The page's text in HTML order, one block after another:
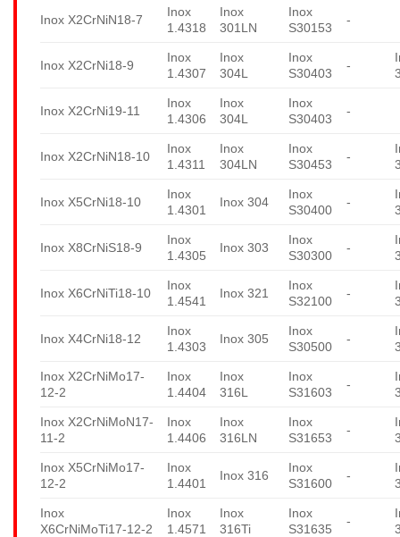
Inox X2CrNiN18-7
Inox
1.4318
Inox
301LN
Inox
S30153
-
Inox X2CrNi18-9
Inox
1.4307
Inox
304L
Inox
S30403
-
Inox X2CrNi19-11
Inox
1.4306
Inox
304L
Inox
S30403
-
Inox X2CrNiN18-10
Inox
1.4311
Inox
304LN
Inox
S30453
-
Inox X5CrNi18-10
Inox
1.4301
Inox 304
Inox
S30400
-
Inox X8CrNiS18-9
Inox
1.4305
Inox 303
Inox
S30300
-
Inox X6CrNiTi18-10
Inox
1.4541
Inox 321
Inox
S32100
-
Inox X4CrNi18-12
Inox
1.4303
Inox 305
Inox
S30500
-
Inox X2CrNiMo17-
12-2
Inox
1.4404
Inox
316L
Inox
S31603
-
Inox X2CrNiMoN17-
11-2
Inox
1.4406
Inox
316LN
Inox
S31653
-
Inox X5CrNiMo17-
12-2
Inox
1.4401
Inox 316
Inox
S31600
-
Inox
X6CrNiMoTi17-12-2
Inox
1.4571
Inox
316Ti
Inox
S31635
-